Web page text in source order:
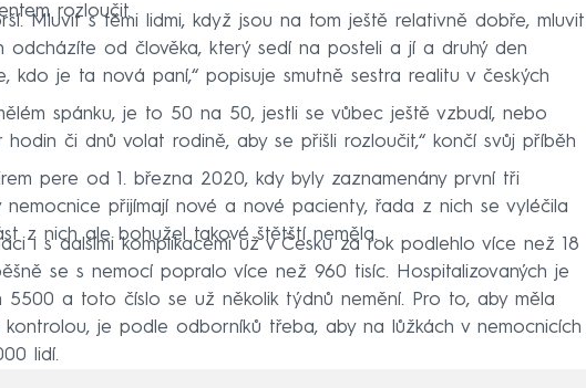
rozloučit.
Mluvit s těmi lidmi, když jsou na tom ještě relativně dobře, mluvit
odcházíte od člověka, který sedí na posteli a jí a druhý den
kdo je ta nová paní,“ popisuje smutně sestra realitu v českých
spánku, je to 50 na 50, jestli se vůbec ještě vzbudí, nebo
či dnů volat rodině, aby se přišli rozloučit,“ končí svůj příběh
pere od 1. března 2020, kdy byly zaznamenány první tři
přijímají nové a nové pacienty, řada z nich se vyléčila
z nich ale bohužel takové štětští neměla.
i s dalšími komplikacemi už v Česku za rok podlehlo více než 18
se s nemocí popralo více než 960 tisíc. Hospitalizovaných je
5500 a toto číslo se už několik týdnů nemění. Pro to, aby měla
je podle odborníků třeba, aby na lůžkách v nemocnicích
lidí.